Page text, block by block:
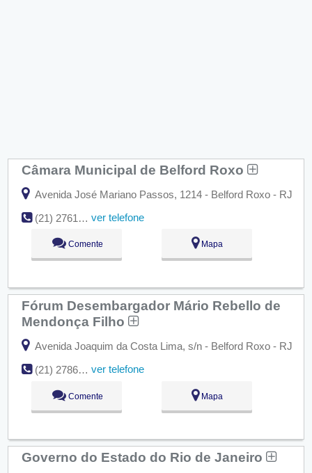
Câmara Municipal de Belford Roxo
Avenida José Mariano Passos, 1214 - Belford Roxo - RJ
(21) 2761-1254
ver telefone
Comente Mapa
Fórum Desembargador Mário Rebello de
Mendonça Filho
Avenida Joaquim da Costa Lima, s/n - Belford Roxo - RJ
(21) 2786-8300
ver telefone
Comente Mapa
Governo do Estado do Rio de Janeiro